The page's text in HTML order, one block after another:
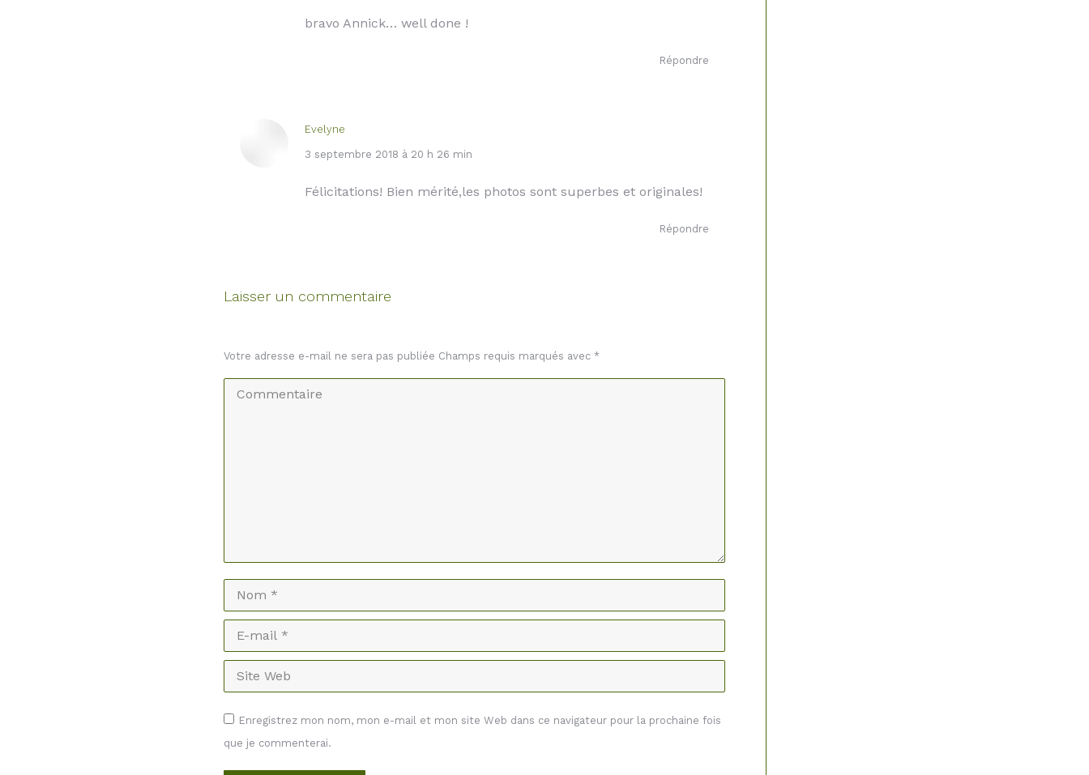
bravo Annick… well done !
Répondre
Evelyne
dit
3 septembre 2018 à 20 h 26 min
Félicitations! Bien mérité,les photos sont superbes et originales!
Répondre
Laisser un commentaire
Votre adresse e-mail ne sera pas publiée Champs requis marqués avec *
Commentaire
Nom *
E-mail *
Site Web
Enregistrez mon nom, mon e-mail et mon site Web dans ce navigateur pour la prochaine fois
que je commenterai.